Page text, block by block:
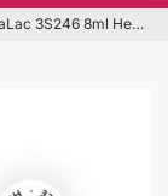
3S246 8ml Hema Free